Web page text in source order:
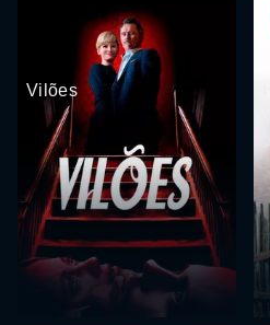
Vilões